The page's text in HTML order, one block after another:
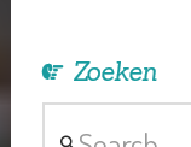
Zoeken